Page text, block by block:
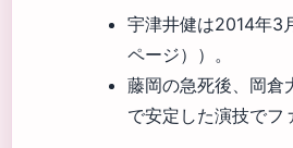
宇津井健は2014年3
ページ））。
藤岡の急死後、岡倉
で安定した演技でフ